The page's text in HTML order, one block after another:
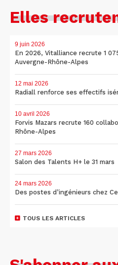
Elles
9 juin 2026
En 2026, Vitalliance recrute 1
Auvergne-Rhône-Alpes
12 mai 2026
Radiall renforce ses effectifs
10 avril 2026
Forvis Mazars recrute 160
Rhône-Alpes
27 mars 2026
Salon des Talents H+ le 31 mars
24 mars 2026
Des postes d’ingénieurs chez
TOUS LES ARTICLES